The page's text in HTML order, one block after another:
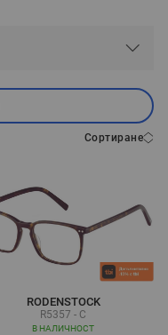
Сортиране
RODENSTOCK
R5357 - C
В НАЛИЧНОСТ